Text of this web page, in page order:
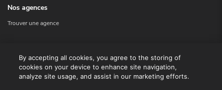
Nos agences
Trouver une agence
Contact
Facebook
By accepting all cookies, you agree to the storing of
cookies on your device to enhance site navigation,
analyze site usage, and assist in our marketing efforts.